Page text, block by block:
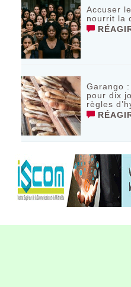
Accuser
nourrit la
Garango
pour dix
règles